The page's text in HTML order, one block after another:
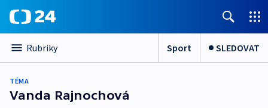
Rubriky Sport SLEDOVAT
TÉMA
Vanda Rajnochová